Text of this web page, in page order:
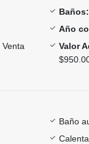
Baños:
Año
Venta
Valor
Baño